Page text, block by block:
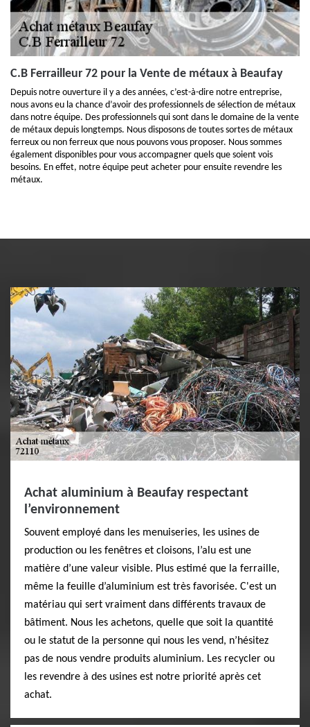
C.B Ferrailleur 72 pour la Vente de métaux à Beaufay
Depuis notre ouverture il y a des années, c’est-à-dire notre entreprise,
nous avons eu la chance d’avoir des professionnels de sélection de métaux
dans notre équipe. Des professionnels qui sont dans le domaine de la vente
de métaux depuis longtemps. Nous disposons de toutes sortes de métaux
ferreux ou non ferreux que nous pouvons vous proposer. Nous sommes
également disponibles pour vous accompagner quels que soient vois
besoins. En effet, notre équipe peut acheter pour ensuite revendre les
métaux.
Achat aluminium à Beaufay respectant
l’environnement
Souvent employé dans les menuiseries, les usines de
production ou les fenêtres et cloisons, l’alu est une
matière d’une valeur visible. Plus estimé que la ferraille,
même la feuille d’aluminium est très favorisée. C'est un
matériau qui sert vraiment dans différents travaux de
bâtiment. Nous les achetons, quelle que soit la quantité
ou le statut de la personne qui nous les vend, n’hésitez
pas de nous vendre produits aluminium. Les recycler ou
les revendre à des usines est notre priorité après cet
achat.